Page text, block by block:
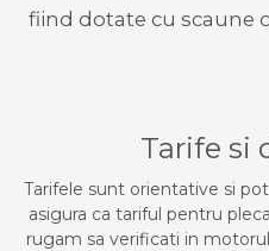
fiind dotate cu scaune
Tarife si
Tarifele sunt orientative si
asigura ca tariful pentru
rugam sa verificati in